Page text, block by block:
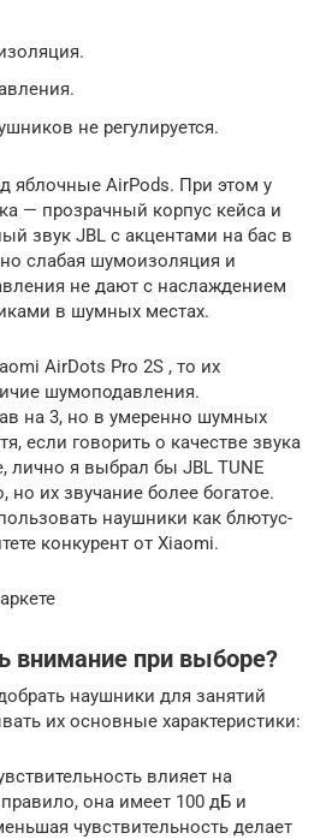
не регулируется.
яблочные AirPods. При этом у
— прозрачный корпус кейса и
звук JBL с акцентами на бас в
слабая шумоизоляция и
не дают с наслаждением
в шумных местах.
AirDots Pro 2S , то их
шумоподавления.
на 3, но в умеренно шумных
если говорить о качестве звука
лично я выбрал бы JBL TUNE
но их звучание более богатое.
наушники как блютус-
конкурент от Xiaomi.
внимание при выборе?
наушники для занятий
их основные характеристики:
влияет на
она имеет 100 дБ и
чувствительность делает